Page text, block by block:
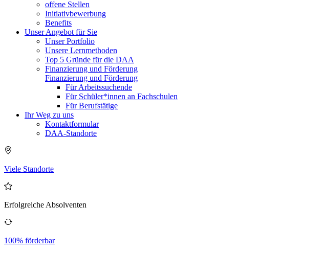
offene Stellen
Initiativbewerbung
Benefits
Unser Angebot für Sie
Unser Portfolio
Unsere Lernmethoden
Top 5 Gründe für die DAA
Finanzierung und Förderung
Finanzierung und Förderung
Für Arbeitssuchende
Für Schüler*innen an Fachschulen
Für Berufstätige
Ihr Weg zu uns
Kontaktformular
DAA-Standorte
Viele Standorte
Erfolgreiche Absolventen
100% förderbar